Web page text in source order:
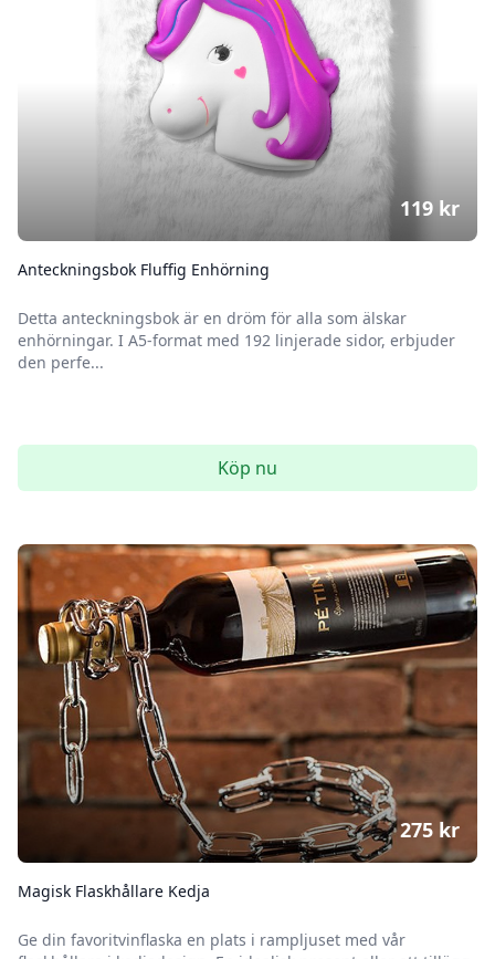
Anteckningsbok Fluffig Enhörning
Detta anteckningsbok är en dröm för alla som älskar
enhörningar. I A5-format med 192 linjerade sidor, erbjuder
den perfe...
119 kr
Köp nu
Magisk Flaskhållare Kedja
Ge din favoritvinflaska en plats i rampljuset med vår
275 kr